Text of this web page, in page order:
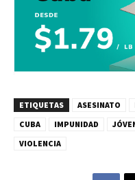
ETIQUETAS ASESINATO
CUBA
IMPUNIDAD
VIOLENCIA